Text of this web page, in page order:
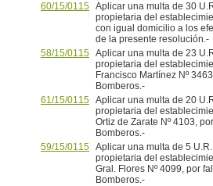
60/15/0115 Aplicar una multa de 30
propietaria del
con igual domicilio a los
de la presente resolución.-
58/15/0115 Aplicar una multa de 23
propietaria del
Francisco Martínez Nº
Bomberos.-
61/15/0115 Aplicar una multa de 20
propietaria del
Ortiz de Zarate Nº 4103,
Bomberos.-
59/15/0115 Aplicar una multa de 5
propietaria del
Gral. Flores Nº 4099, por
Bomberos.-